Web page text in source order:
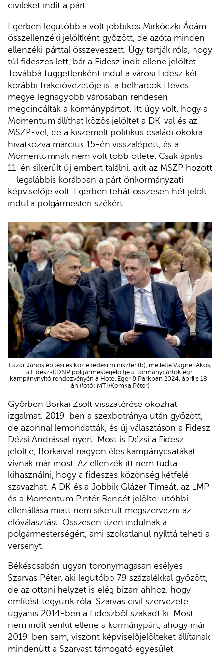
civileket indít a párt.
Egerben legutóbb a volt jobbikos Mirkóczki Ádám
összellenzéki jelöltként győzött, de azóta minden
ellenzéki párttal összeveszett. Úgy tartják róla, hogy
túl fideszes lett, bár a Fidesz indít ellene jelöltet.
Továbbá függetlenként indul a városi Fidesz két
korábbi frakcióvezetője is: a belharcok Heves
megye legnagyobb városában rendesen
megcincálták a kormánypártot. Itt úgy volt, hogy a
Momentum állíthat közös jelöltet a DK-val és az
MSZP-vel, de a kiszemelt politikus családi okokra
hivatkozva március 15-én visszalépett, és a
Momentumnak nem volt több ötlete. Csak április
11-én sikerült új embert találni, akit az MSZP hozott
– legalábbis korábban a párt önkormányzati
képviselője volt. Egerben tehát összesen hét jelölt
indul a polgármesteri székért.
Lázár János építési és közlekedési miniszter (b), mellette Vágner Ákos,
a Fidesz-KDNP polgármesterjelöltje a kormánypártok egri
kampánynyitó rendezvényén a Hotel Eger & Parkban 2024. április 18-
án (fotó: MTI/Komka Péter)
Győrben Borkai Zsolt visszatérése okozhat
izgalmat. 2019-ben a szexbotránya után győzött,
de azonnal lemondatták, és új választáson a Fidesz
Dézsi Andrással nyert. Most is Dézsi a Fidesz
jelöltje, Borkaival nagyon éles kampánycsatákat
vívnak már most. Az ellenzék itt nem tudta
kihasználni, hogy a fideszes közönség kétfelé
szavazhat. A DK és a Jobbik Glázer Tímeát, az LMP
és a Momentum Pintér Bencét jelölte: utóbbi
ellenállása miatt nem sikerült megszervezni az
előválasztást. Összesen tízen indulnak a
polgármesterségért, ami szokatlanul nyílttá teheti a
versenyt.
Békéscsabán ugyan toronymagasan esélyes
Szarvas Péter, aki legutóbb 79 százalékkal győzött,
de az ottani helyzet is elég bizarr ahhoz, hogy
említést tegyünk róla. Szarvas civil szervezete
ugyanis 2014-ben a Fideszből szakadt ki. Most
nem indít senkit ellene a kormánypárt, ahogy már
2019-ben sem, viszont képviselőjelölteket állítanak
mindenütt a Szarvast támogató egyesület